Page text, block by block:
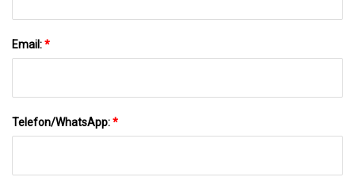
Email:*
Telefon/WhatsApp:*